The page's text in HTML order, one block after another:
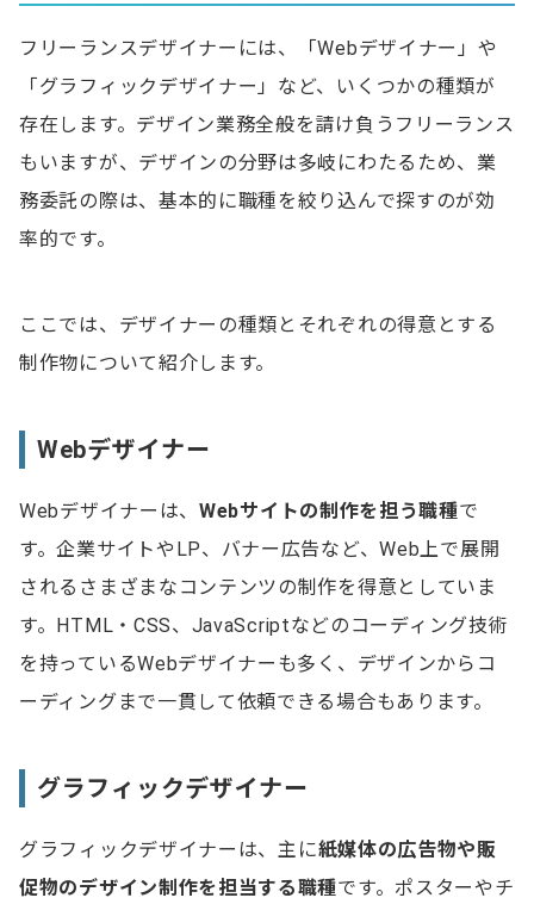
フリーランスデザイナーには、「Webデザイナー」や
「グラフィックデザイナー」など、いくつかの種類が
存在します。デザイン業務全般を請け負うフリーランス
もいますが、デザインの分野は多岐にわたるため、業
務委託の際は、基本的に職種を絞り込んで探すのが効
率的です。
ここでは、デザイナーの種類とそれぞれの得意とする
制作物について紹介します。
Webデザイナー
Webデザイナーは、 Webサイトの制作を担う職種で
す。企業サイトやLP、バナー広告など、Web上で展開
されるさまざまなコンテンツの制作を得意としていま
す。HTML・CSS、JavaScriptなどのコーディング技術
を持っているWebデザイナーも多く、デザインからコ
ーディングまで一貫して依頼できる場合もあります。
グラフィックデザイナー
グラフィックデザイナーは、主に紙媒体の広告物や販
促物のデザイン制作を担当する職種です。ポスターやチ